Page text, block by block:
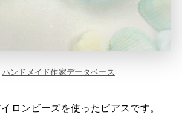
ハンドメイド作家データベース
ロンビーズを使ったピアスです。